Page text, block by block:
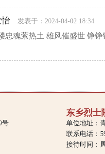
号
东乡烈士
单位地址：
联系电话：
接待时间：